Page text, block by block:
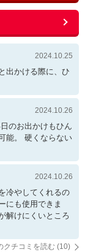
2024.10.25
出かける際に、ひ
2024.10.26
のお出かけもひん
能。 硬くならない
2024.10.26
冷やしてくれるの
にも使用できま
解けにくいところ
クチコミを読む (10)